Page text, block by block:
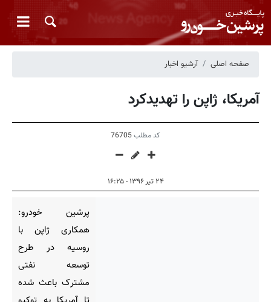
صفحه اصلی آرشیو اخبار
آمریکا، ژاپن را تهدیدکرد
کد مطلب76705
۲۴ تیر ۱۳۹۶ - ۱۶:۲۵
پرشین خودرو:
همکاری ژاپن با
روسیه در طرح
توسعه نفتی
مشترک باعث شده